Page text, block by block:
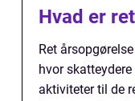
Hvad er
Ret
hvor
aktiviteter til de